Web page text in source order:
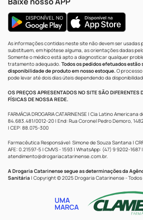
As informações contidas neste site não devem ser
substituem, em hipótese alguma, as orientações dadas
Somente o médico está apto a diagnosticar qualquer
tratamento adequado. Todos os pedidos efetuados
disponibilidade de produto em nosso estoque.O
pode levar até dois dias úteis dependendo da
OS PREÇOS APRESENTADOS NO SITE SÃO DIFERENTES
FÍSICAS DE NOSSA REDE.
FARMÁCIA DROGARIA CATARINENSE | Cia Latino
84.683.481/0012-20 | End: Rua Coronel Pedro Demoro,
| CEP: 88.075-300
Farmacêutica Responsável: Simone de Souza Santana |
AFE: 0.21597-5 | CMVS - 1593 | WhatsApp: (47) 9 9202-1687
atendimento@drogariacatarinense.com.br.
A Drogaria Catarinense segue as determinações da
Sanitária | Copyright © 2025 Drogaria Catarinense -
UMA
MARCA